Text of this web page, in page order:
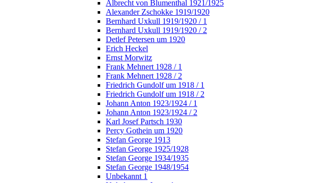
Albrecht von Blumenthal 1921/1925
Alexander Zschokke 1919/1920
Bernhard Uxkull 1919/1920 / 1
Bernhard Uxkull 1919/1920 / 2
Detlef Petersen um 1920
Erich Heckel
Ernst Morwitz
Frank Mehnert 1928 / 1
Frank Mehnert 1928 / 2
Friedrich Gundolf um 1918 / 1
Friedrich Gundolf um 1918 / 2
Johann Anton 1923/1924 / 1
Johann Anton 1923/1924 / 2
Karl Josef Partsch 1930
Percy Gothein um 1920
Stefan George 1913
Stefan George 1925/1928
Stefan George 1934/1935
Stefan George 1948/1954
Unbekannt 1